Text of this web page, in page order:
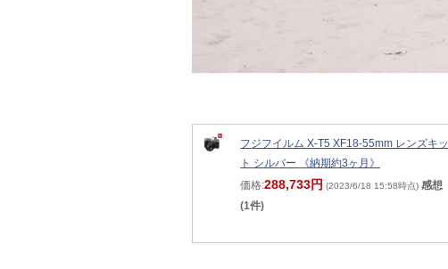
フジフイルム X-T5 XF18-55mm レンズキッ
ト シルバー 《納期約3ヶ月》
価格:288,733円 (2023/6/18 15:58時点) 感想
(1件)